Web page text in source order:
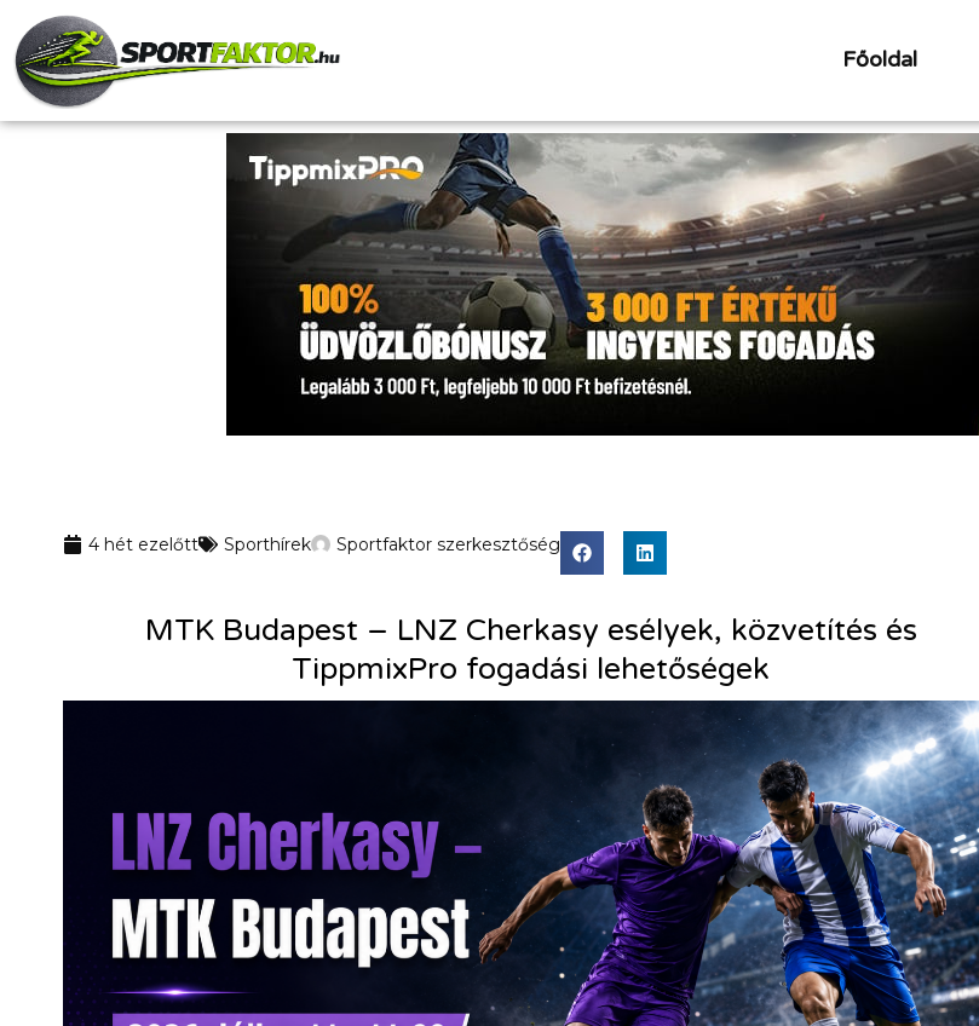
Főoldal
4 hét ezelőtt Sporthírek Sportfaktor szerkesztőség
MTK Budapest – LNZ Cherkasy esélyek, közvetítés és
TippmixPro fogadási lehetőségek